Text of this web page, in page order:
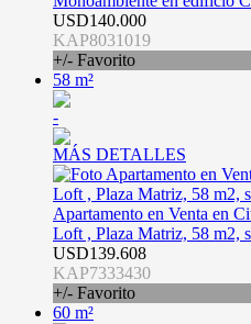
USD140.000
KAP8031019
+/- Favorito
58 m²
-
MÁS DETALLES
Apartamento en Venta en
Loft , Plaza Matriz, 58 m2,
USD139.608
KAP7333430
+/- Favorito
60 m²